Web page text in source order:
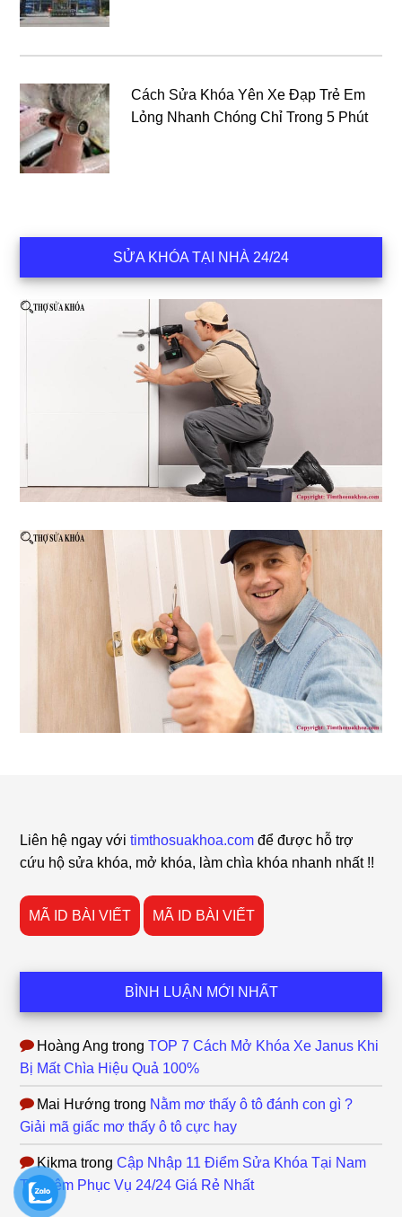
Cách Sửa Khóa Yên Xe Đạp Trẻ Em
Lỏng Nhanh Chóng Chỉ Trong 5 Phút
SỬA KHÓA TẠI NHÀ 24/24
Liên hệ ngay vớitimthosuakhoa.com để được hỗ trợ
cứu hộ sửa khóa, mở khóa, làm chìa khóa nhanh nhất !!
MÃ ID BÀI VIẾT MÃ ID BÀI VIẾT
BÌNH LUẬN MỚI NHẤT
Hoàng Ang trongTOP 7 Cách Mở Khóa Xe Janus Khi
Bị Mất Chìa Hiệu Quả 100%
Mai Hướng trong Nằm mơ thấy ô tô đánh con gì ?
Giải mã giấc mơ thấy ô tô cực hay
Kikma trongCập Nhập 11 Điểm Sửa Khóa Tại Nam
Từ Liêm Phục Vụ 24/24 Giá Rẻ Nhất